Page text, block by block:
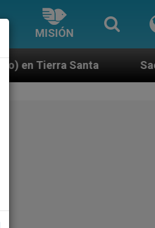
MISIÓN
Sacerdotes alemanes fieles